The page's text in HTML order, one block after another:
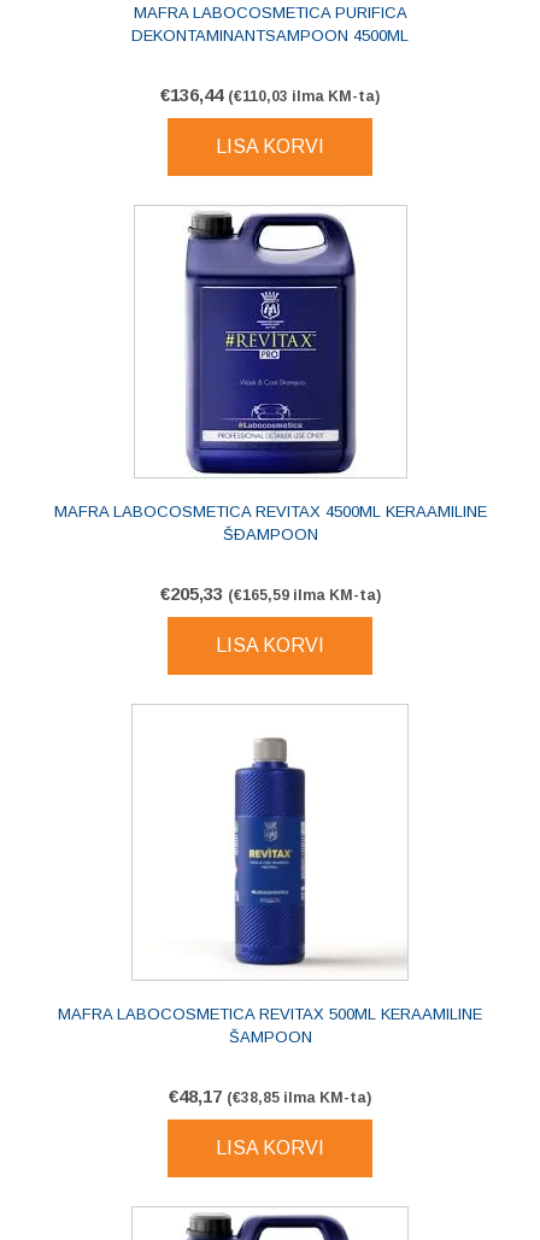
MAFRA LABOCOSMETICA PURIFICA
DEKONTAMINANTSAMPOON 4500ML
€136,44 (€110,03 ilma KM-ta)
LISA KORVI
MAFRA LABOCOSMETICA REVITAX 4500ML KERAAMILINE
ŠÐAMPOON
€205,33 (€165,59ilma KM-ta)
LISA KORVI
MAFRA LABOCOSMETICA REVITAX 500ML KERAAMILINE
ŠAMPOON
€48,17 (€38,85 ilma KM-ta)
LISA KORVI